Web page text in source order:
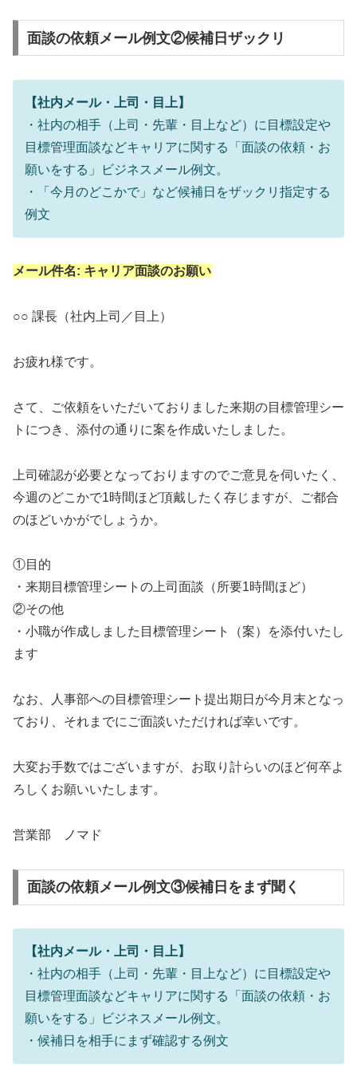
面談の依頼メール例文②候補日ザックリ
【社内メール・上司・目上】
・社内の相手（上司・先輩・目上など）に目標設定や
目標管理面談などキャリアに関する「面談の依頼・お
願いをする」ビジネスメール例文。
・「今月のどこかで」など候補日をザックリ指定する
例文
メール件名: キャリア面談のお願い
○○ 課長（社内上司／目上）
お疲れ様です。
さて、ご依頼をいただいておりました来期の目標管理シー
トにつき、添付の通りに案を作成いたしました。
上司確認が必要となっておりますのでご意見を伺いたく、
今週のどこかで1時間ほど頂戴したく存じますが、ご都合
のほどいかがでしょうか。
①目的
・来期目標管理シートの上司面談（所要1時間ほど）
②その他
・小職が作成しました目標管理シート（案）を添付いたし
ます
なお、人事部への目標管理シート提出期日が今月末となっ
ており、それまでにご面談いただければ幸いです。
大変お手数ではございますが、お取り計らいのほど何卒よ
ろしくお願いいたします。
営業部 ノマド
面談の依頼メール例文③候補日をまず聞く
【社内メール・上司・目上】
・社内の相手（上司・先輩・目上など）に目標設定や
目標管理面談などキャリアに関する「面談の依頼・お
願いをする」ビジネスメール例文。
・候補日を相手にまず確認する例文